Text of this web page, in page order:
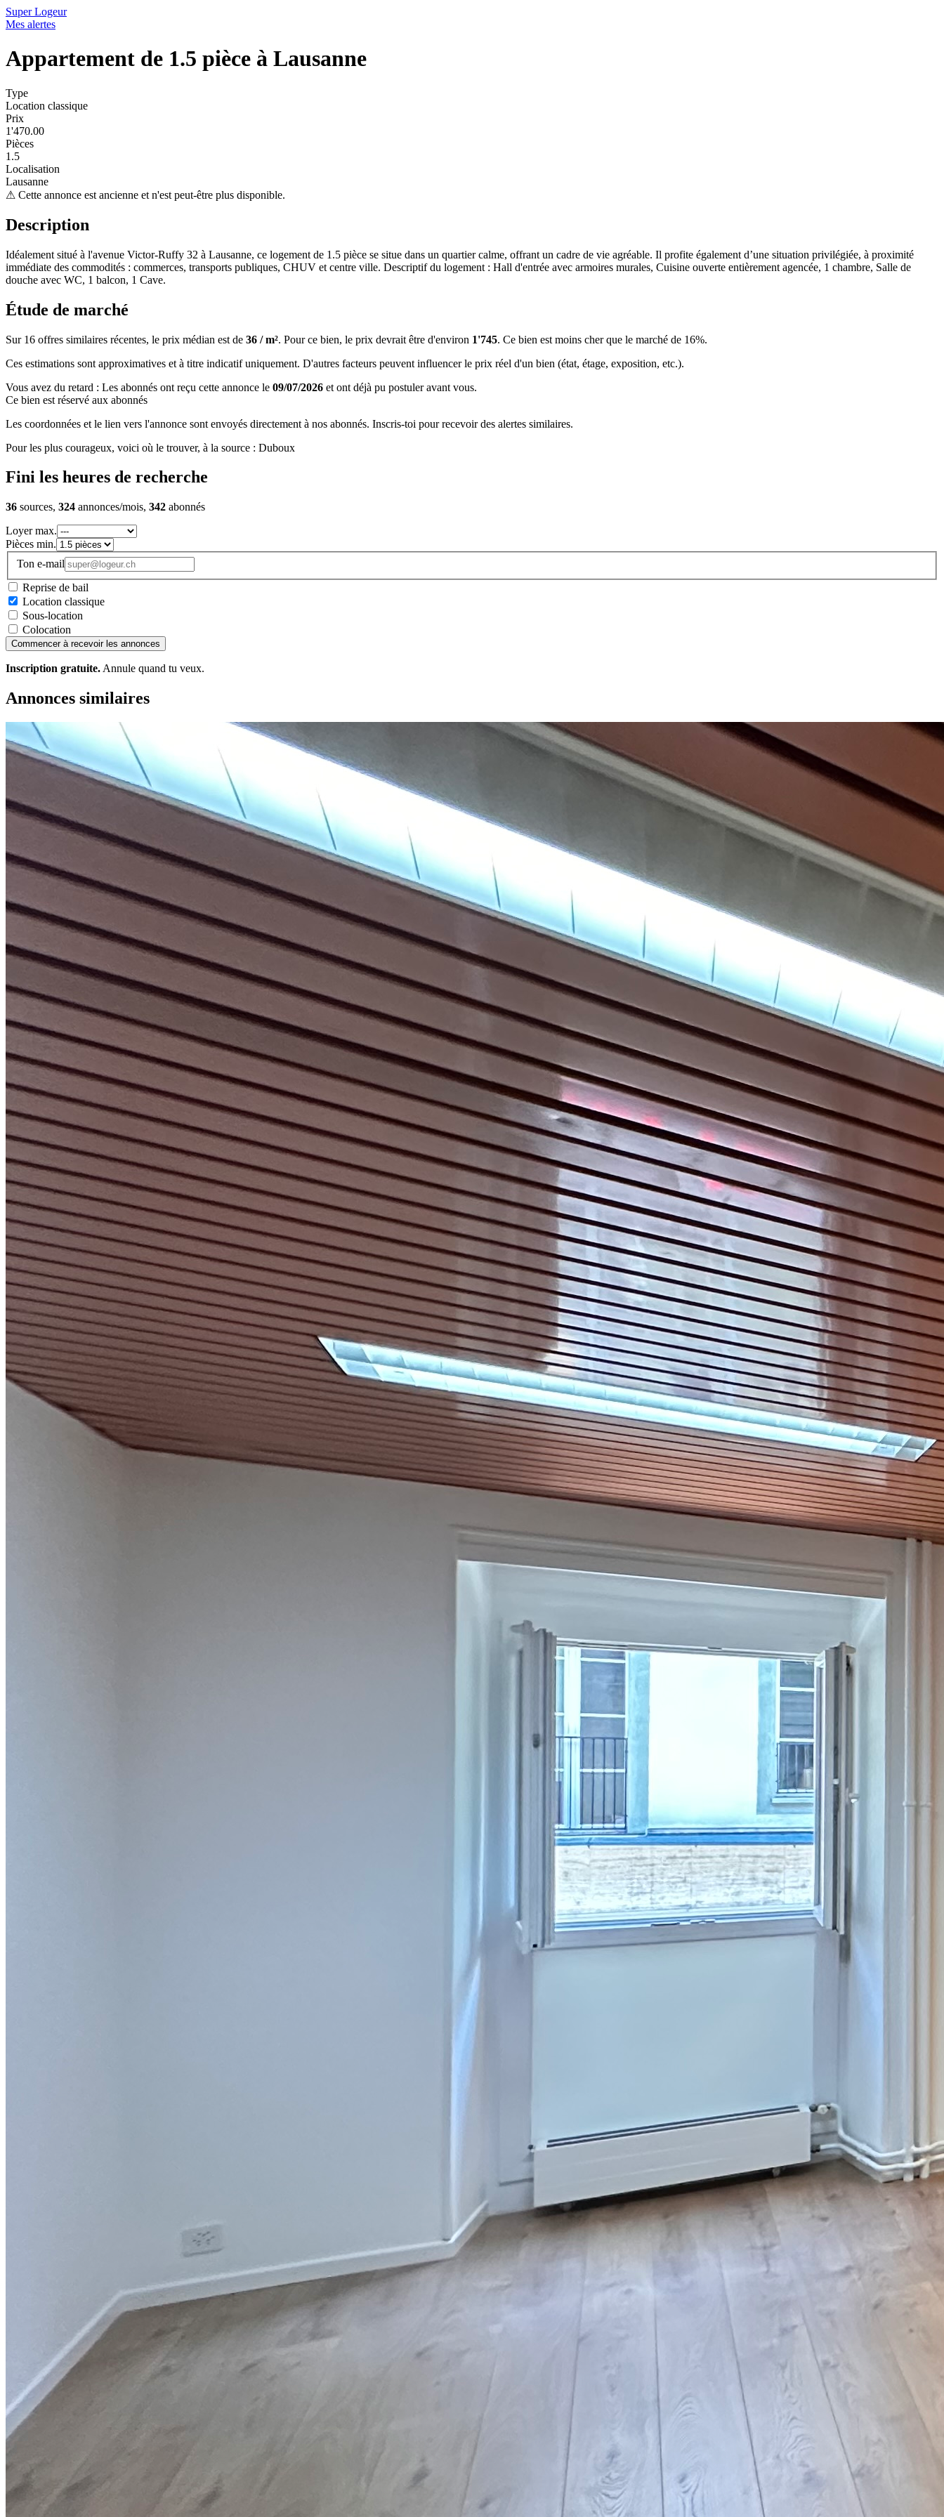
Super Logeur
Mes alertes
Appartement de 1.5 pièce à Lausanne
Type
Location classique
Prix
1'470.00
Pièces
1.5
Localisation
Lausanne
⚠ Cette annonce est ancienne et n'est peut-être plus disponible.
Description
Idéalement situé à l'avenue Victor-Ruffy 32 à Lausanne, ce logement de 1.5 pièce se situe dans un quartier calme, offrant un cadre de vie agréable. Il profite également d’une situation privilégiée, à proximité
immédiate des commodités : commerces, transports publiques, CHUV et centre ville. Descriptif du logement : Hall d'entrée avec armoires murales, Cuisine ouverte entièrement agencée, 1 chambre, Salle de
douche avec WC, 1 balcon, 1 Cave.
Étude de marché
Sur 16 offres similaires récentes, le prix médian est de 36 / m². Pour ce bien, le prix devrait être d'environ 1'745. Ce bien est moins cher que le marché de 16%.
Ces estimations sont approximatives et à titre indicatif uniquement. D'autres facteurs peuvent influencer le prix réel d'un bien (état, étage, exposition, etc.).
Vous avez du retard : Les abonnés ont reçu cette annonce le 09/07/2026 et ont déjà pu postuler avant vous.
Ce bien est réservé aux abonnés
Les coordonnées et le lien vers l'annonce sont envoyés directement à nos abonnés. Inscris-toi pour recevoir des alertes similaires.
Pour les plus courageux, voici où le trouver, à la source : Duboux
Fini les heures de recherche
36 sources, 324 annonces/mois, 342 abonnés
Loyer max.
Pièces min.
Ton e-mail
Reprise de bail
Location classique
Sous-location
Colocation
Commencer à recevoir les annonces
Inscription gratuite. Annule quand tu veux.
Annonces similaires